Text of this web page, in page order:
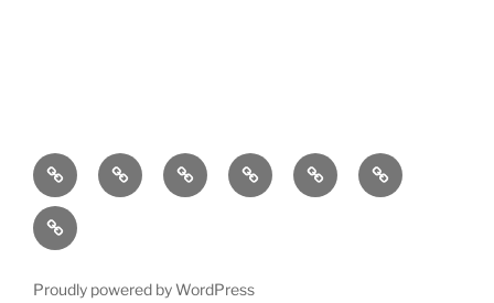
AttualitàCronacaPolitica EconomiaCultura Sport
Contatti
Proudly powered by WordPress